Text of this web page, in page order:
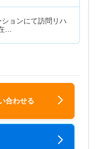
ションにて訪問リハ
…
合わせる